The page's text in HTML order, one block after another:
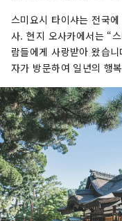
스미요시 타이샤는 전국
사. 현지 오사카에서는 “
람들에게 사랑받아 왔습
자가 방문하여 일년의 행